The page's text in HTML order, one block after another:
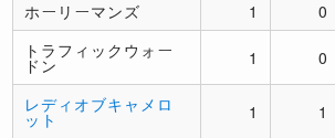
ホーリーマンズ
1 0
トラフィックウォー
ドン 1 0
レディオブキャメロ
ット 1 1